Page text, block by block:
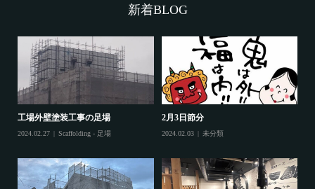
新着BLOG
工場外壁塗装工事の足場
2024.02.27 Scaffolding - 足場
2月3日節分
2024.02.03 未分類